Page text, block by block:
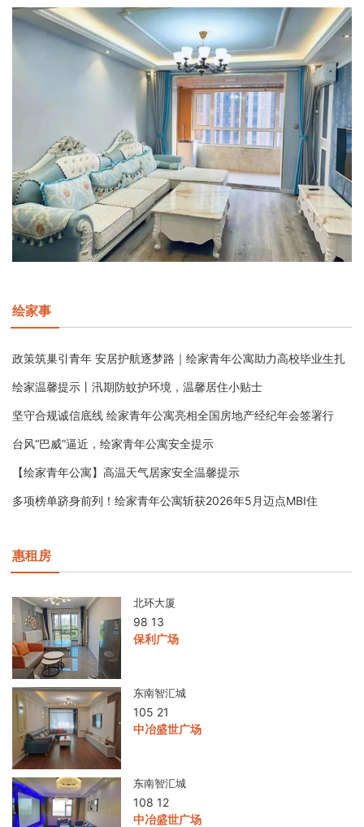
绘家事
政策筑巢引青年 安居护航逐梦路｜绘家青年公寓助力高校毕业生扎
绘家温馨提示丨汛期防蚊护环境，温馨居住小贴士
坚守合规诚信底线 绘家青年公寓亮相全国房地产经纪年会签署行
台风“巴威”逼近，绘家青年公寓安全提示
【绘家青年公寓】高温天气居家安全温馨提示
多项榜单跻身前列！绘家青年公寓斩获2026年5月迈点MBI住
惠租房
北环大厦
98 13
保利广场
东南智汇城
105 21
中冶盛世广场
东南智汇城
108 12
中冶盛世广场